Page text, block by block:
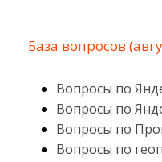
База вопросов
Вопросы по
Вопросы по
Вопросы по
Вопросы по